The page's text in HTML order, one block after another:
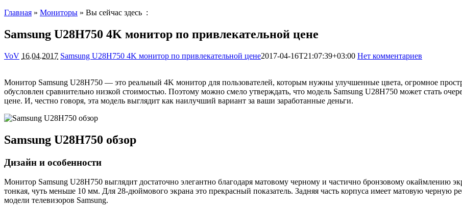
Главная » Мониторы » Вы сейчас здесь :
Samsung U28H750 4K монитор по привлекательной цене
VoV 16.04.2017 Samsung U28H750 4K монитор по привлекательной цене2017-04-16T21:07:39+03:00 Нет комментариев
Монитор Samsung U28H750 — это реальный 4K монитор для пользователей, которым нужны улучшенные цвета, огромное
обусловлен сравнительно низкой стоимостью. Поэтому можно смело утверждать, что модель Samsung U28H750 может стать
цене. И, честно говоря, эта модель выглядит как наилучший вариант за ваши заработанные деньги.
Samsung U28H750 обзор
Дизайн и особенности
Монитор Samsung U28H750 выглядит достаточно элегантно благодаря матовому черному и частично бронзовому окаймлению
тонкая, чуть меньше 10 мм. Для 28-дюймового экрана это прекрасный показатель. Задняя часть корпуса имеет матовую
модели телевизоров Samsung.